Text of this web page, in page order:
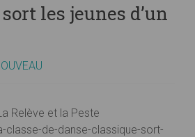
les jeunes d’un
Relève et la Peste
classe-de-danse-classique-sort-